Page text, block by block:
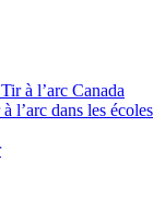
à l’arc Canada
l’arc dans les écoles